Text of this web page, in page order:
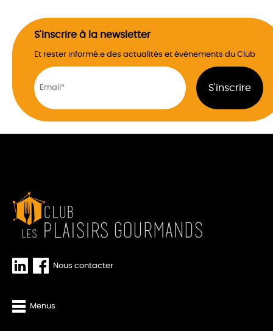
S'inscrire à la newsletter
Et rester informé.e des actualités et évènements du Club
Nous contacter
Menus